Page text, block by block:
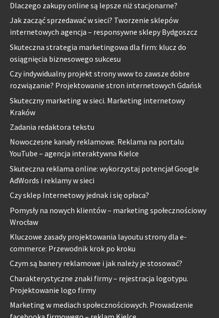
Dlaczego zakupy online są lepsze niż stacjonarne?
Jak zacząć sprzedawać w sieci? Tworzenie sklepów
internetowych agencja – responsywne sklepy Bydgoszcz
Skuteczna strategia marketingowa dla firm: klucz do
osiągnięcia biznesowego sukcesu
Czy indywidualny projekt strony www to zawsze dobre
rozwiązanie? Projektowanie stron internetowych Gdańsk
Skuteczny marketing w sieci. Marketing internetowy
Kraków
Zadania redaktora tekstu
Nowoczesne kanały reklamowe. Reklama na portalu
YouTube – agencja interaktywna Kielce
Skuteczna reklama online: wykorzystaj potencjał Google
AdWords i reklamy w sieci
Czy sklep Internetowy jednak i się opłaca?
Pomysły na nowych klientów – marketing społecznościowy
Wrocław
Kluczowe zasady projektowania layoutu strony dla e-
commerce: Przewodnik krok po kroku
Czym są banery reklamowe i jak należy je stosować?
Charakterystyczne znaki firmy – rejestracja logotypu.
Projektowanie logo firmy
Marketing w mediach społecznościowych. Prowadzenie